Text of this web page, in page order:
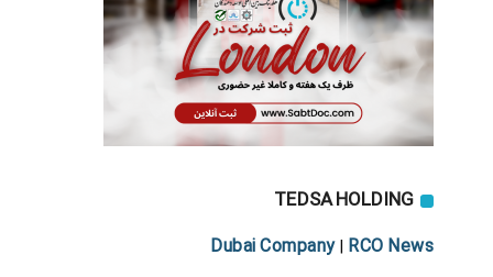
TEDSA HOLDING
Dubai Company| RCO News